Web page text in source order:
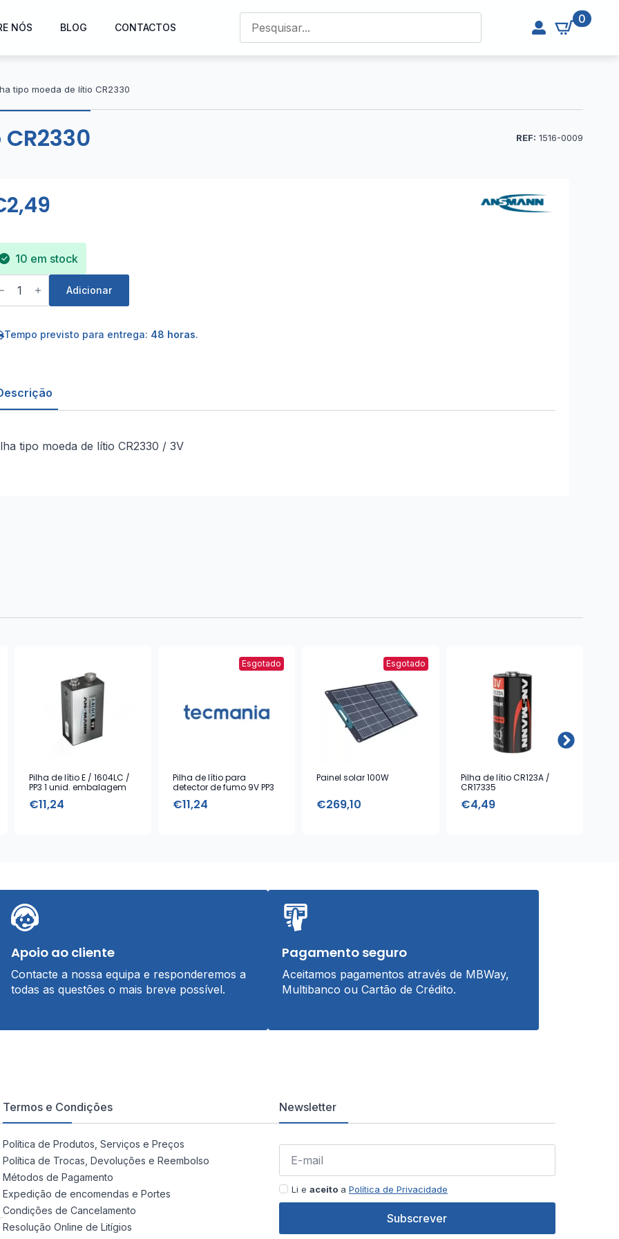
NÓS BLOG CONTACTOS
0
tipo moeda de lítio CR2330
REF: 1516-0009
2,49
10 em stock
Adicionar
Tempo previsto para entrega: 48 horas.
tipo moeda de lítio CR2330 / 3V
Pilha de lítio E / 1604LC /
PP3 1 unid. embalagem
€11,24
Esgotado
Pilha de lítio para
detector de fumo 9V PP3
€11,24
Esgotado
Painel solar 100W
€269,10
Pilha de lítio CR123A /
CR17335
€4,49
Apoio ao cliente
Contacte a nossa equipa e responderemos a
todas as questões o mais breve possível.
Pagamento seguro
Aceitamos pagamentos através de MBWay,
Multibanco ou Cartão de Crédito.
Termos e Condições
Política de Produtos, Serviços e Preços
Política de Trocas, Devoluções e Reembolso
Métodos de Pagamento
Expedição de encomendas e Portes
Condições de Cancelamento
Resolução Online de Litígios
Newsletter
Li e aceitoa Política de Privacidade
Subscrever